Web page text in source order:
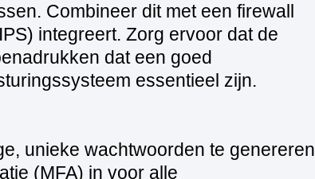
Combineer dit met een firewall
integreert. Zorg ervoor dat de
dat een goed
essentieel zijn.
unieke wachtwoorden te genereren
(MFA) in voor alle